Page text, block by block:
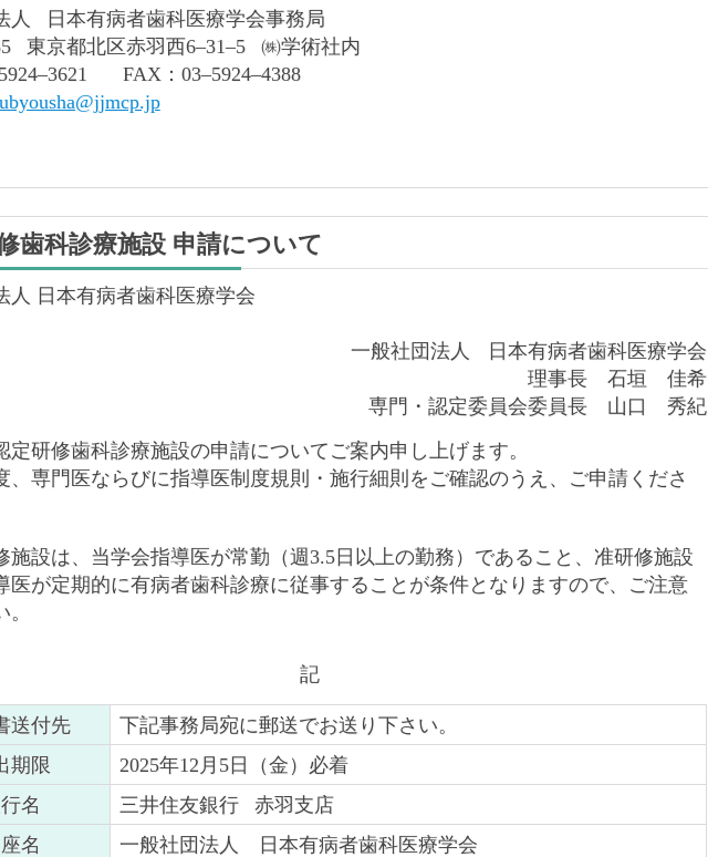
人 日本有病者歯科医療学会事務局
東京都北区赤羽西6–31–5 ㈱学術社内
FAX：03–5924–4388
歯科診療施設 申請について
人 日本有病者歯科医療学会
一般社団法人 日本有病者歯科医療学会
理事長　石垣　佳希
専門・認定委員会委員長　山口　秀紀
定研修歯科診療施設の申請についてご案内申し上げます。
、専門医ならびに指導医制度規則・施行細則をご確認のうえ、ご申請くださ
設は、当学会指導医が常勤（週3.5日以上の勤務）であること、准研修施設
医が定期的に有病者歯科診療に従事することが条件となりますので、ご注意
記
送付先
下記事務局宛に郵送でお送り下さい。
期限
2025年12月5日（金）必着
名
三井住友銀行 赤羽支店
名
一般社団法人 日本有病者歯科医療学会